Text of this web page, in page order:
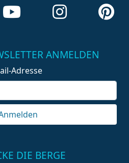
ANMELDEN
Adresse
DIE BERGE